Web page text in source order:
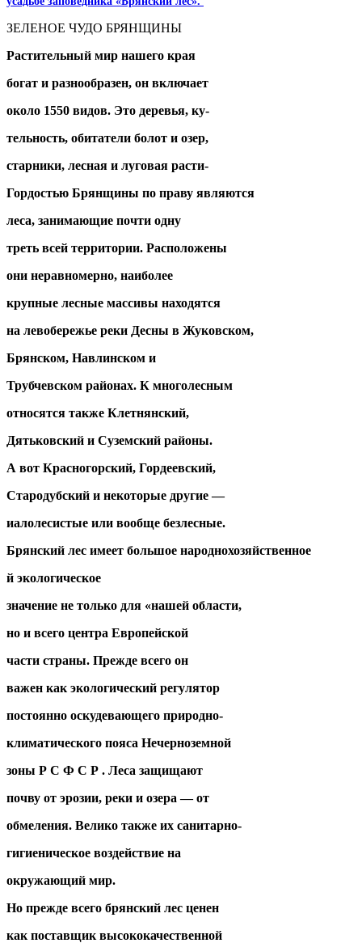
ЗЕЛЕНОЕ ЧУДО БРЯНЩИНЫ
Растительный мир нашего края
богат и разнообразен, он включает
около 1550 видов. Это деревья, ку-
тельность, обитатели болот и озер,
старники, лесная и луговая расти-
Гордостью Брянщины по праву являются
леса, занимающие почти одну
треть всей территории. Расположены
они неравномерно, наиболее
крупные лесные массивы находятся
на левобережье реки Десны в Жуковском,
Брянском, Навлинском и
Трубчевском районах. К многолесным
относятся также Клетнянский,
Дятьковский и Суземский районы.
А вот Красногорский, Гордеевский,
Стародубский и некоторые другие —
иалолесистые или вообще безлесные.
Брянский лес имеет большое народнохозяйственное
й экологическое
значение не только для «нашей области,
но и всего центра Европейской
части страны. Прежде всего он
важен как экологический регулятор
постоянно оскудевающего природно-
климатического пояса Нечерноземной
зоны Р С Ф С Р . Леса защищают
почву от эрозии, реки и озера — от
обмеления. Велико также их санитарно-
гигиеническое воздействие на
окружающий мир.
Но прежде всего брянский лес ценен
как поставщик высококачественной